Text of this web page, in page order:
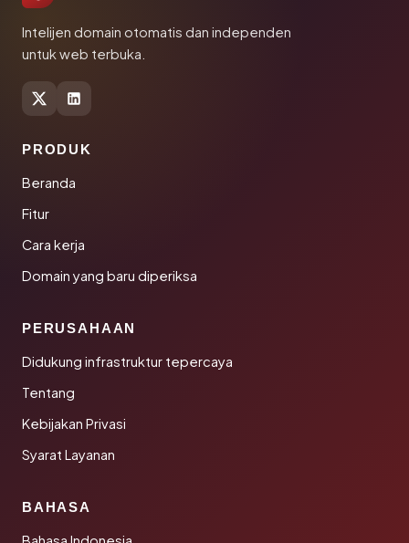
Intelijen domain otomatis dan independen
untuk web terbuka.
PRODUK
Beranda
Fitur
Cara kerja
Domain yang baru diperiksa
PERUSAHAAN
Didukung infrastruktur tepercaya
Tentang
Kebijakan Privasi
Syarat Layanan
BAHASA